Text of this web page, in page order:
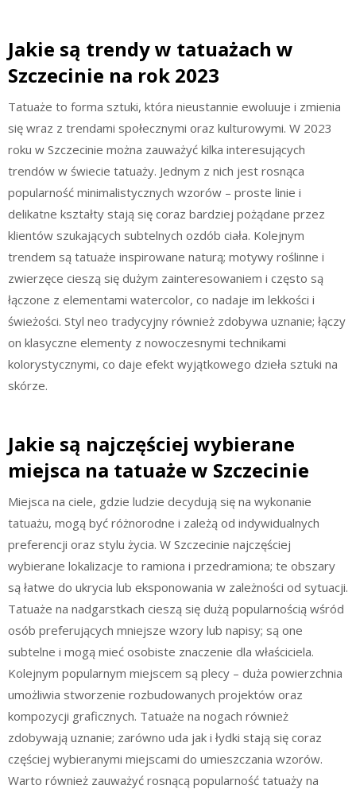
Jakie są trendy w tatuażach w
Szczecinie na rok 2023
Tatuaże to forma sztuki, która nieustannie ewoluuje i zmienia
się wraz z trendami społecznymi oraz kulturowymi. W 2023
roku w Szczecinie można zauważyć kilka interesujących
trendów w świecie tatuaży. Jednym z nich jest rosnąca
popularność minimalistycznych wzorów – proste linie i
delikatne kształty stają się coraz bardziej pożądane przez
klientów szukających subtelnych ozdób ciała. Kolejnym
trendem są tatuaże inspirowane naturą; motywy roślinne i
zwierzęce cieszą się dużym zainteresowaniem i często są
łączone z elementami watercolor, co nadaje im lekkości i
świeżości. Styl neo tradycyjny również zdobywa uznanie; łączy
on klasyczne elementy z nowoczesnymi technikami
kolorystycznymi, co daje efekt wyjątkowego dzieła sztuki na
skórze.
Jakie są najczęściej wybierane
miejsca na tatuaże w Szczecinie
Miejsca na ciele, gdzie ludzie decydują się na wykonanie
tatuażu, mogą być różnorodne i zależą od indywidualnych
preferencji oraz stylu życia. W Szczecinie najczęściej
wybierane lokalizacje to ramiona i przedramiona; te obszary
są łatwe do ukrycia lub eksponowania w zależności od sytuacji.
Tatuaże na nadgarstkach cieszą się dużą popularnością wśród
osób preferujących mniejsze wzory lub napisy; są one
subtelne i mogą mieć osobiste znaczenie dla właściciela.
Kolejnym popularnym miejscem są plecy – duża powierzchnia
umożliwia stworzenie rozbudowanych projektów oraz
kompozycji graficznych. Tatuaże na nogach również
zdobywają uznanie; zarówno uda jak i łydki stają się coraz
częściej wybieranymi miejscami do umieszczania wzorów.
Warto również zauważyć rosnącą popularność tatuaży na